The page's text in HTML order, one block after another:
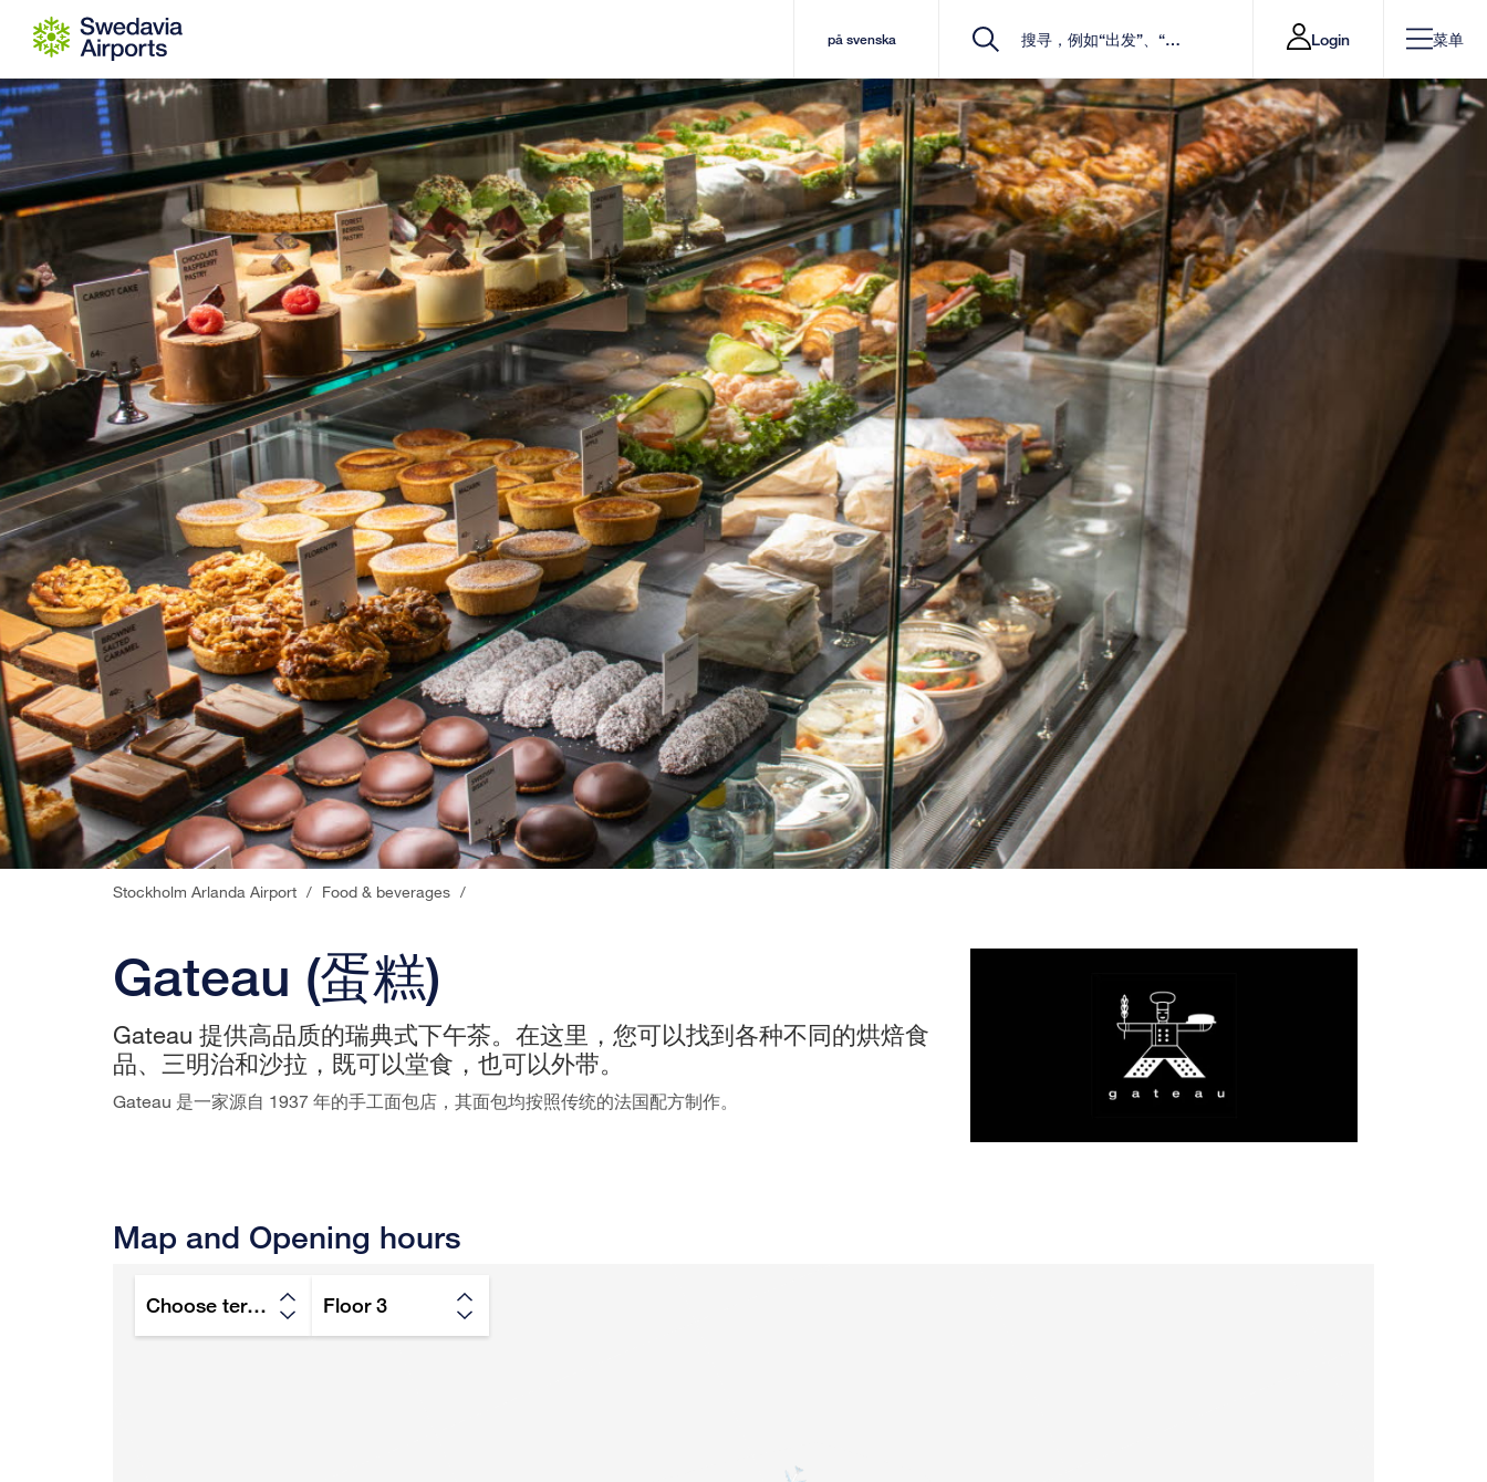
Go to content
på svenska Login 菜单
Stockholm Arlanda Airport / Food & beverages /
Gateau (蛋糕)
Gateau 提供高品质的瑞典式下午茶。在这里，您可以找到各种不同的烘焙食
品、三明治和沙拉，既可以堂食，也可以外带。
Gateau 是一家源自 1937 年的手工面包店，其面包均按照传统的法国配方制作。
Map and Opening hours